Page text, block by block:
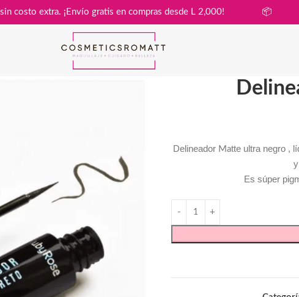
casa sin costo extra. ¡Envío gratis en compras desde L 2,000!
Delineador Matte ultra negro ,
Es súper